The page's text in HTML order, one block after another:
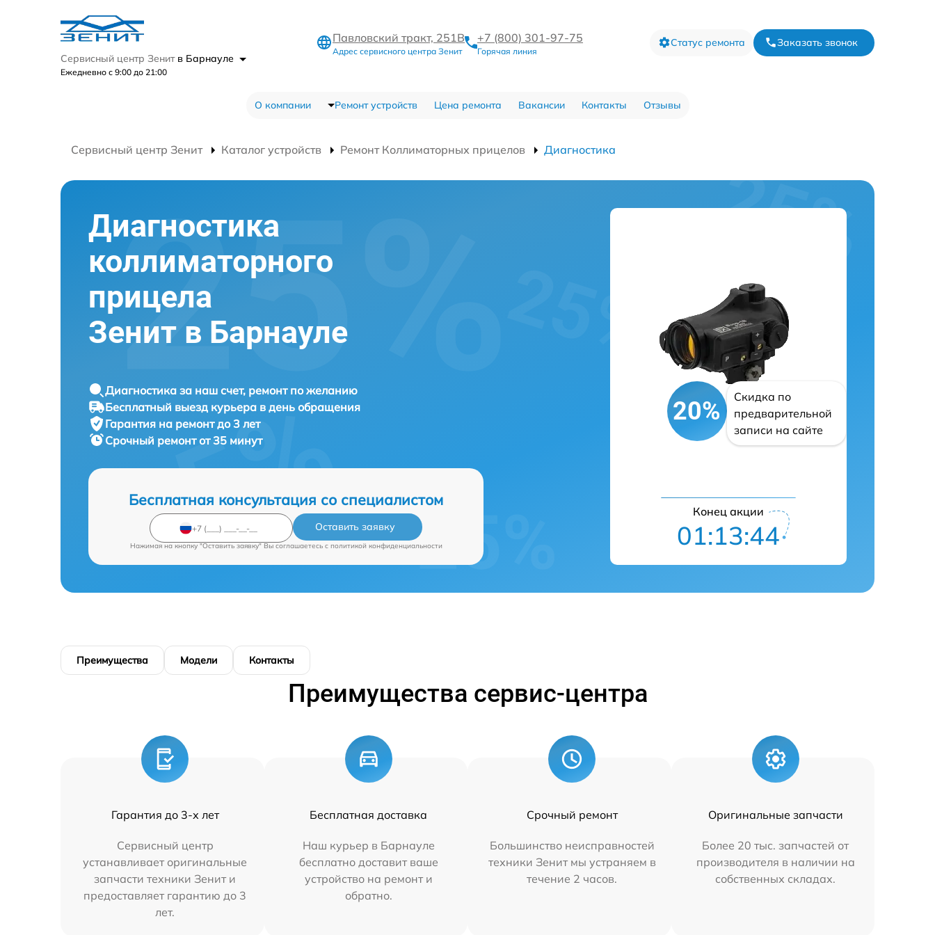
Сервисный центр Зенит в Барнауле
Ежедневно с 9:00 до 21:00
Павловский тракт, 251В
Адрес сервисного центра Зенит
+7 (800) 301-97-75
Горячая линия
Статус ремонта Заказать звонок
О компании Ремонт устройств Цена ремонта Вакансии Контакты Отзывы
Сервисный центр Зенит Каталог устройств Ремонт Коллиматорных прицелов Диагностика
Диагностика
коллиматорного
прицела
Зенит в Барнауле
Диагностика за наш счет, ремонт по желанию
Бесплатный выезд курьера в день обращения
Гарантия на ремонт до 3 лет
Срочный ремонт от 35 минут
Бесплатная консультация со специалистом
Оставить заявку
Нажимая на кнопку "Оставить заявку" Вы соглашаетесь c политикой конфиденциальности
20%
Скидка по
предварительной
записи на сайте
Конец акции
01:13:43
Преимущества Модели Контакты
Преимущества сервис-центра
Гарантия до 3-х лет
Сервисный центр
устанавливает оригинальные
запчасти техники Зенит и
предоставляет гарантию до 3
лет.
Бесплатная доставка
Наш курьер в Барнауле
бесплатно доставит ваше
устройство на ремонт и
обратно.
Срочный ремонт
Большинство неисправностей
техники Зенит мы устраняем в
течение 2 часов.
Оригинальные запчасти
Более 20 тыс. запчастей от
производителя в наличии на
собственных складах.